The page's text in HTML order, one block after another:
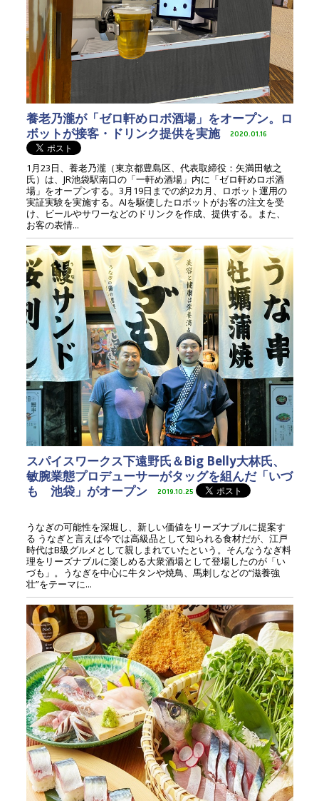
養老乃瀧が「ゼロ軒めロボ酒場」をオープン。ロ
ボットが接客・ドリンク提供を実施
2020.01.16
1月23日、養老乃瀧（東京都豊島区、代表取締役：矢満田敏之
氏）は、JR池袋駅南口の「一軒め酒場」内に「ゼロ軒めロボ酒
場」をオープンする。3月19日までの約2カ月、ロボット運用の
実証実験を実施する。AIを駆使したロボットがお客の注文を受
け、ビールやサワーなどのドリンクを作成、提供する。また、
お客の表情...
スパイスワークス下遠野氏＆Big Belly大林氏、
敏腕業態プロデューサーがタッグを組んだ「いづ
も 池袋」がオープン
2019.10.25
うなぎの可能性を深堀し、新しい価値をリーズナブルに提案す
る うなぎと言えば今では高級品として知られる食材だが、江戸
時代はB級グルメとして親しまれていたという。そんなうなぎ料
理をリーズナブルに楽しめる大衆酒場として登場したのが「い
づも」。うなぎを中心に牛タンや焼鳥、馬刺しなどの“滋養強
壮”をテーマに...